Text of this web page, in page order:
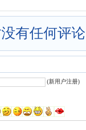
有任何评
(新用户注册)